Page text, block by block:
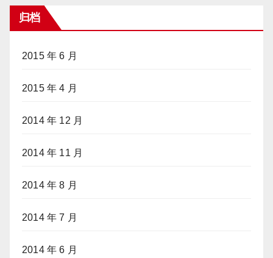
归档
2015 年 6 月
2015 年 4 月
2014 年 12 月
2014 年 11 月
2014 年 8 月
2014 年 7 月
2014 年 6 月